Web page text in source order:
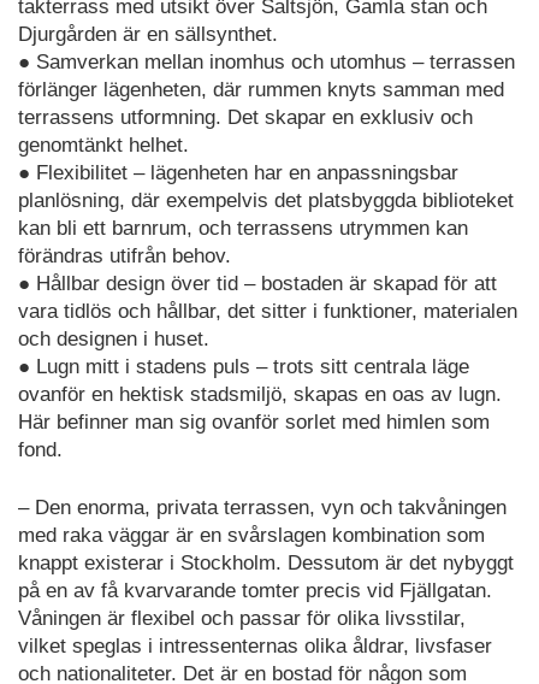
takterrass med utsikt över Saltsjön, Gamla stan och
Djurgården är en sällsynthet.
● Samverkan mellan inomhus och utomhus – terrassen
förlänger lägenheten, där rummen knyts samman med
terrassens utformning. Det skapar en exklusiv och
genomtänkt helhet.
● Flexibilitet – lägenheten har en anpassningsbar
planlösning, där exempelvis det platsbyggda biblioteket
kan bli ett barnrum, och terrassens utrymmen kan
förändras utifrån behov.
● Hållbar design över tid – bostaden är skapad för att
vara tidlös och hållbar, det sitter i funktioner, materialen
och designen i huset.
● Lugn mitt i stadens puls – trots sitt centrala läge
ovanför en hektisk stadsmiljö, skapas en oas av lugn.
Här befinner man sig ovanför sorlet med himlen som
fond.
– Den enorma, privata terrassen, vyn och takvåningen
med raka väggar är en svårslagen kombination som
knappt existerar i Stockholm. Dessutom är det nybyggt
på en av få kvarvarande tomter precis vid Fjällgatan.
Våningen är flexibel och passar för olika livsstilar,
vilket speglas i intressenternas olika åldrar, livsfaser
och nationaliteter. Det är en bostad för någon som